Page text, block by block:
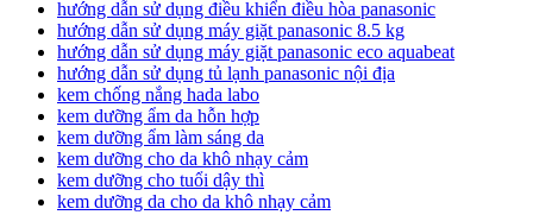
hướng dẫn sử dụng điều khiển điều hòa panasonic
hướng dẫn sử dụng máy giặt panasonic 8.5 kg
hướng dẫn sử dụng máy giặt panasonic eco aquabeat
hướng dẫn sử dụng tủ lạnh panasonic nội địa
kem chống nắng hada labo
kem dưỡng ẩm da hỗn hợp
kem dưỡng ẩm làm sáng da
kem dưỡng cho da khô nhạy cảm
kem dưỡng cho tuổi dậy thì
kem dưỡng da cho da khô nhạy cảm